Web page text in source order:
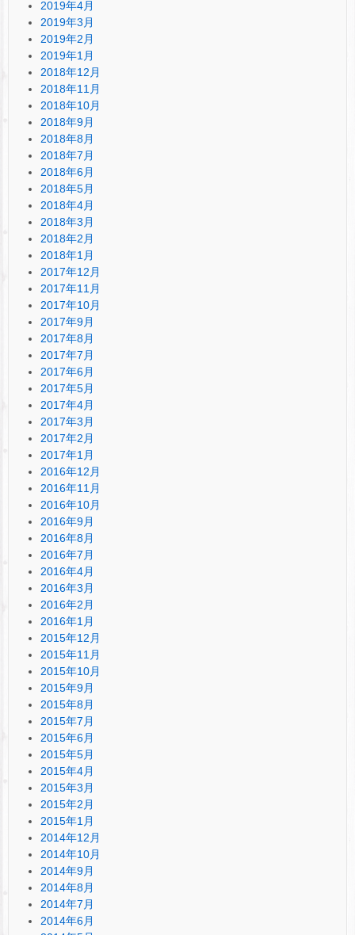
2019年4月
2019年3月
2019年2月
2019年1月
2018年12月
2018年11月
2018年10月
2018年9月
2018年8月
2018年7月
2018年6月
2018年5月
2018年4月
2018年3月
2018年2月
2018年1月
2017年12月
2017年11月
2017年10月
2017年9月
2017年8月
2017年7月
2017年6月
2017年5月
2017年4月
2017年3月
2017年2月
2017年1月
2016年12月
2016年11月
2016年10月
2016年9月
2016年8月
2016年7月
2016年4月
2016年3月
2016年2月
2016年1月
2015年12月
2015年11月
2015年10月
2015年9月
2015年8月
2015年7月
2015年6月
2015年5月
2015年4月
2015年3月
2015年2月
2015年1月
2014年12月
2014年10月
2014年9月
2014年8月
2014年7月
2014年6月